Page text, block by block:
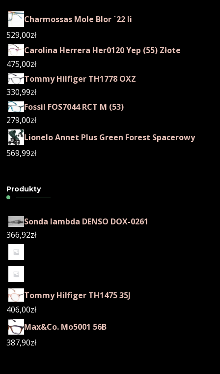
Charmossas Mole Blor `22 Ii
529,00zł
Carolina Herrera Her0120 Yep (55) Złote
475,00zł
Tommy Hilfiger TH1778 OXZ
330,99zł
Fossil FOS7044 RCT M (53)
279,00zł
Lionelo Annet Plus Green Forest Spacerowy
569,99zł
Produkty
Sonda lambda DENSO DOX-0261
366,92zł
Tommy Hilfiger TH1475 35J
406,00zł
Max&Co. Mo5001 56B
387,90zł